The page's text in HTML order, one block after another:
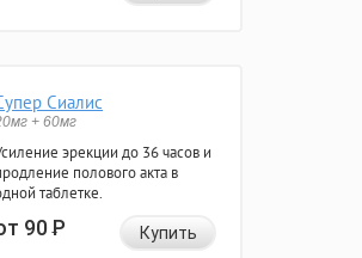
Сиалис
+ 60мг
эрекции до 36 часов и
полового акта в
таблетке.
90Р Купить